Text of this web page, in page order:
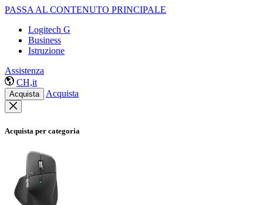
PASSA AL CONTENUTO PRINCIPALE
Logitech G
Business
Istruzione
Assistenza
CH,it
Acquista Acquista
Acquista per categoria